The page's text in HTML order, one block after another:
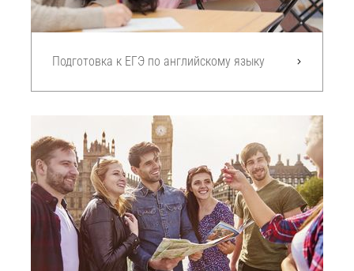
Подготовка к ЕГЭ по английскому языку